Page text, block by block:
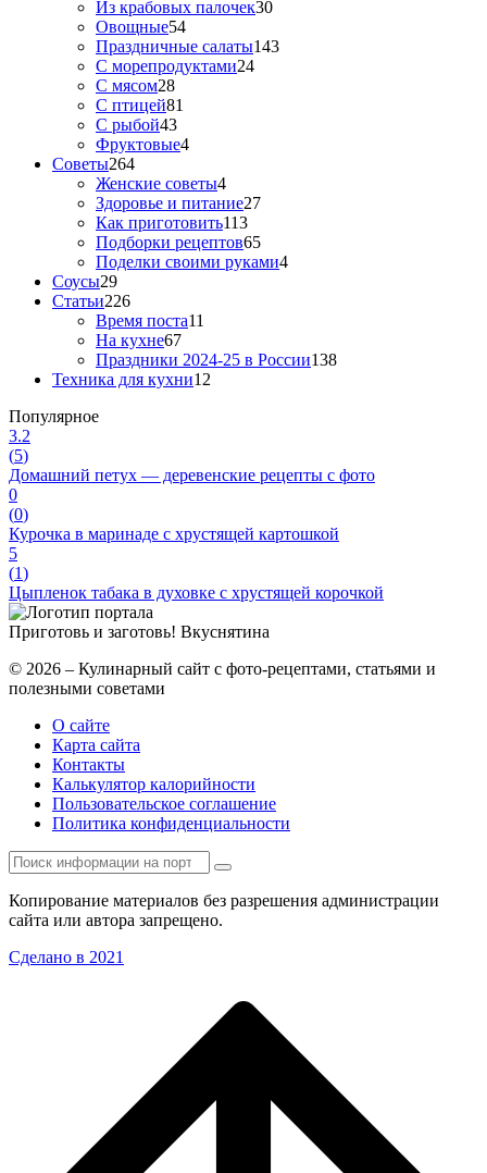
Из крабовых палочек30
Овощные54
Праздничные салаты143
С морепродуктами24
С мясом28
С птицей81
С рыбой43
Фруктовые4
Советы264
Женские советы4
Здоровье и питание27
Как приготовить113
Подборки рецептов65
Поделки своими руками4
Соусы29
Статьи226
Время поста11
На кухне67
Праздники 2024-25 в России138
Техника для кухни12
Популярное
3.2
(5)
Домашний петух — деревенские рецепты с фото
0
(0)
Курочка в маринаде с хрустящей картошкой
5
(1)
Цыпленок табака в духовке с хрустящей корочкой
Приготовь и заготовь! Вкуснятина
© 2026 – Кулинарный сайт с фото-рецептами, статьями и
полезными советами
О сайте
Карта сайта
Контакты
Калькулятор калорийности
Пользовательское соглашение
Политика конфиденциальности
Копирование материалов без разрешения администрации
сайта или автора запрещено.
Сделано в 2021